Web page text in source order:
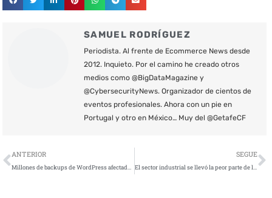
SAMUEL RODRÍGUEZ
Periodista. Al frente de Ecommerce News desde
2012. Inquieto. Por el camino he creado otros
medios como @BigDataMagazine y
@CybersecurityNews. Organizador de cientos de
eventos profesionales. Ahora con un pie en
Portugal y otro en México… Muy del @GetafeCF
Ant
ANTERIOR
Millones de backups de WordPress afectados por una vulnerabilidad
SEGUE
El sector industrial se llevó la peor parte de los ciberataques en 2021